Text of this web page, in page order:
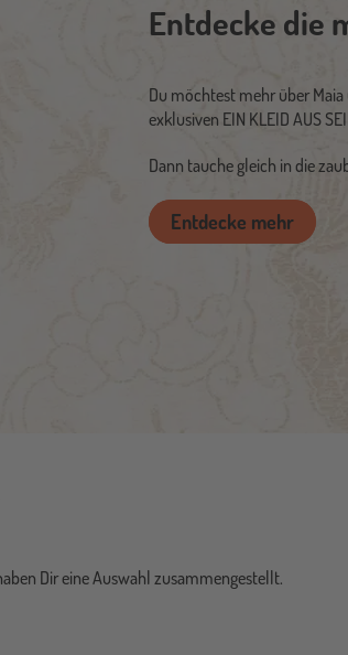
Entdecke die
Du möchtest mehr über
exklusiven EIN KLEID AUS
Dann tauche gleich in die
Entdecke mehr
Dir eine Auswahl zusammengestellt.